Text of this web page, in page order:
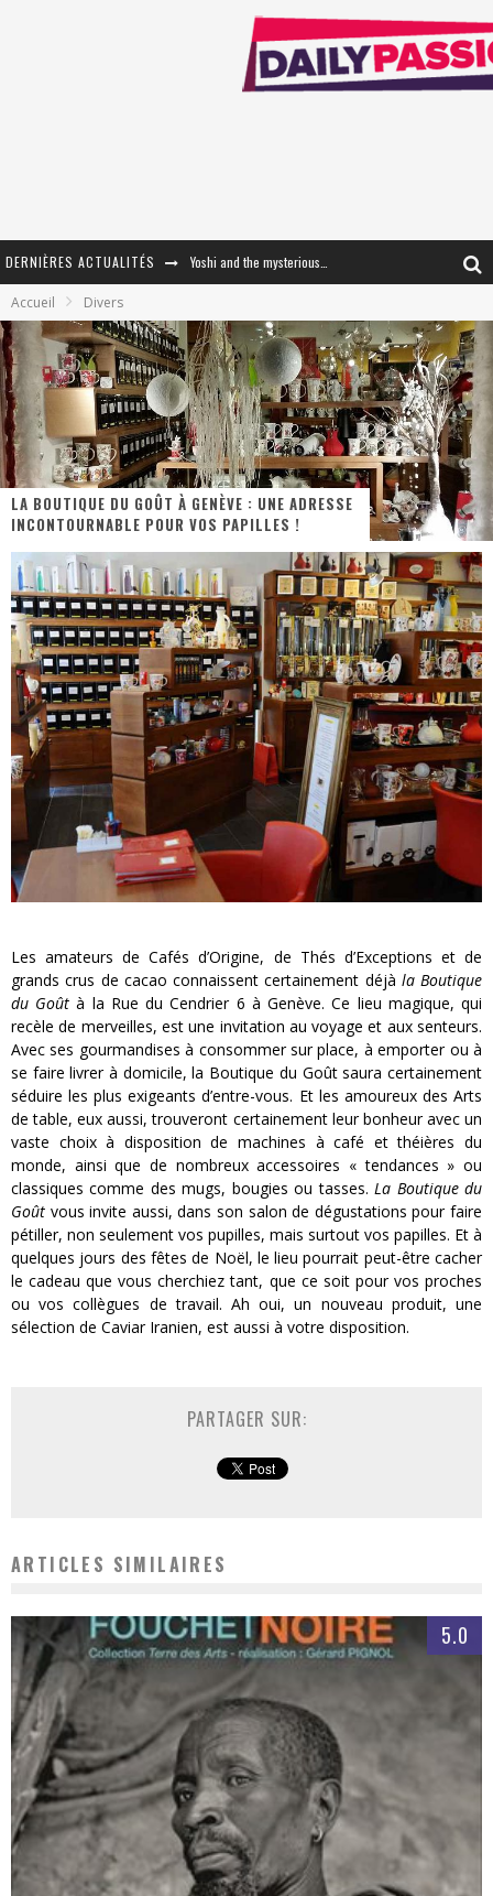
DERNIÈRES ACTUALITÉS
« The Broken Ring / This Mariage Will Fail Anyway » (Tome 2) – Préparer sa vengeance…
« Mon Village Révolté » - Combattre un Projet !
« Le Béton et le Bambou / Propositions pour Mayotte et le Monde. » - Améliorations !
Star Fox
« MOFUSAND / Parler Japonais » – Des Expressions Pratiques !
« Dr Wertham / L’homme qui étudia les tueurs en série » - Un Métier à Risque !
Assassin's Creed Black Flag Resynced
« Le Vent dand les Saules » - Une Belle Histoire !
Splatoon Raiders
Accueil Divers
LA BOUTIQUE DU GOÛT À GENÈVE : UNE ADRESSE
INCONTOURNABLE POUR VOS PAPILLES !
Les amateurs de Cafés d’Origine, de Thés d’Exceptions et de
grands crus de cacao connaissent certainement déjà la Boutique
du Goût à la Rue du Cendrier 6 à Genève. Ce lieu magique, qui
recèle de merveilles, est une invitation au voyage et aux senteurs.
Avec ses gourmandises à consommer sur place, à emporter ou à
se faire livrer à domicile, la Boutique du Goût saura certainement
séduire les plus exigeants d’entre-vous. Et les amoureux des Arts
de table, eux aussi, trouveront certainement leur bonheur avec un
vaste choix à disposition de machines à café et théières du
monde, ainsi que de nombreux accessoires « tendances » ou
classiques comme des mugs, bougies ou tasses.La Boutique du
Goût vous invite aussi, dans son salon de dégustations pour faire
pétiller, non seulement vos pupilles, mais surtout vos papilles. Et à
quelques jours des fêtes de Noël, le lieu pourrait peut-être cacher
le cadeau que vous cherchiez tant, que ce soit pour vos proches
ou vos collègues de travail. Ah oui, un nouveau produit, une
sélection de Caviar Iranien, est aussi à votre disposition.
PARTAGER SUR:
ARTICLES SIMILAIRES
5.0